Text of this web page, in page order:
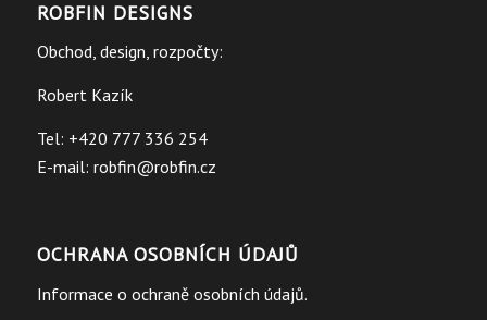
ROBFIN DESIGNS
Obchod, design, rozpočty:
Robert Kazík
Tel: +420 777 336 254
E-mail: robfin@robfin.cz
OCHRANA OSOBNÍCH ÚDAJŮ
Informace o ochraně osobních údajů.